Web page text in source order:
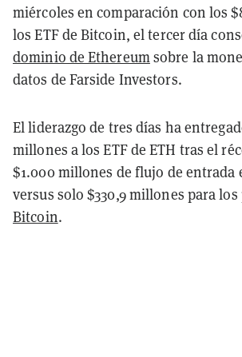
miércoles en comparación con los
los ETF de Bitcoin, el tercer día
dominio de Ethereumsobre la
datos de Farside Investors.
El liderazgo de tres días ha
millones a los ETF de ETH tras el
$1.000 millones de flujo de entrada
versus solo $330,9 millones para
Bitcoin.